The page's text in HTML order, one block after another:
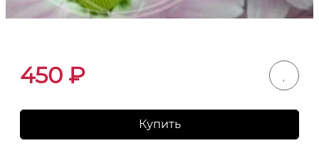
450 ₽
Купить